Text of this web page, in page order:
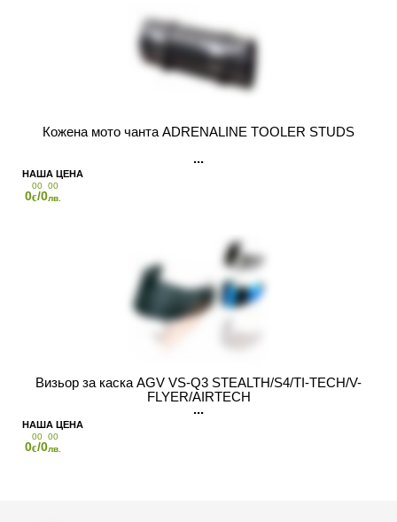
Кожена мото чанта ADRENALINE TOOLER STUDS
0
00
€/0
00
лв.
Визьор за каска AGV VS-Q3 STEALTH/S4/TI-TECH/V-
FLYER/AIRTECH
0
00
€/0
00
лв.